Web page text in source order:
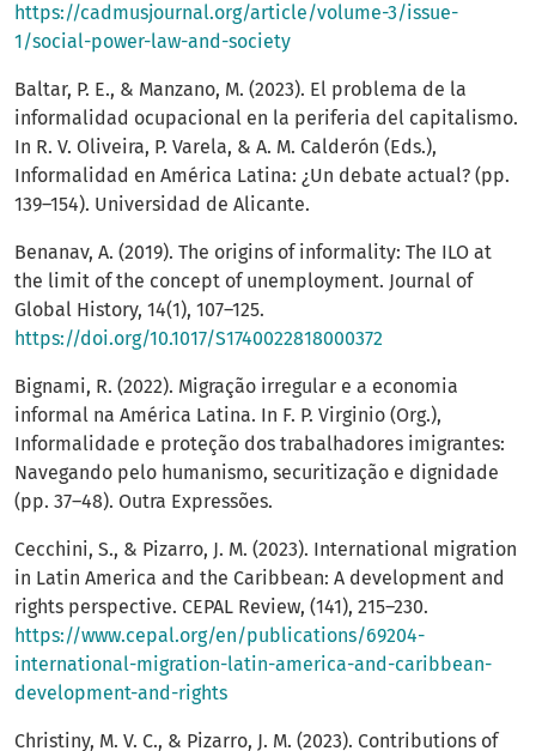
https://cadmusjournal.org/article/volume-3/issue-
1/social-power-law-and-society
Baltar, P. E., & Manzano, M. (2023). El problema de la
informalidad ocupacional en la periferia del capitalismo.
In R. V. Oliveira, P. Varela, & A. M. Calderón (Eds.),
Informalidad en América Latina: ¿Un debate actual? (pp.
139–154). Universidad de Alicante.
Benanav, A. (2019). The origins of informality: The ILO at
the limit of the concept of unemployment. Journal of
Global History, 14(1), 107–125.
https://doi.org/10.1017/S1740022818000372
Bignami, R. (2022). Migração irregular e a economia
informal na América Latina. In F. P. Virginio (Org.),
Informalidade e proteção dos trabalhadores imigrantes:
Navegando pelo humanismo, securitização e dignidade
(pp. 37–48). Outra Expressões.
Cecchini, S., & Pizarro, J. M. (2023). International migration
in Latin America and the Caribbean: A development and
rights perspective. CEPAL Review, (141), 215–230.
https://www.cepal.org/en/publications/69204-
international-migration-latin-america-and-caribbean-
development-and-rights
Christiny, M. V. C., & Pizarro, J. M. (2023). Contributions of